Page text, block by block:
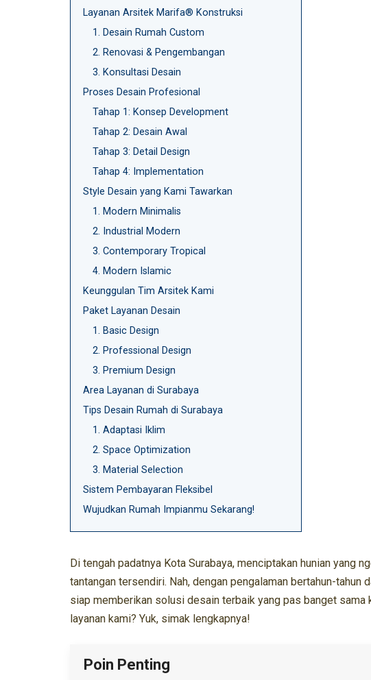
Layanan Arsitek Marifa® Konstruksi
1. Desain Rumah Custom
2. Renovasi & Pengembangan
3. Konsultasi Desain
Proses Desain Profesional
Tahap 1: Konsep Development
Tahap 2: Desain Awal
Tahap 3: Detail Design
Tahap 4: Implementation
Style Desain yang Kami Tawarkan
1. Modern Minimalis
2. Industrial Modern
3. Contemporary Tropical
4. Modern Islamic
Keunggulan Tim Arsitek Kami
Paket Layanan Desain
1. Basic Design
2. Professional Design
3. Premium Design
Area Layanan di Surabaya
Tips Desain Rumah di Surabaya
1. Adaptasi Iklim
2. Space Optimization
3. Material Selection
Sistem Pembayaran Fleksibel
Wujudkan Rumah Impianmu Sekarang!
Di tengah padatnya Kota Surabaya, menciptakan hunian yang
tantangan tersendiri. Nah, dengan pengalaman bertahun-
siap memberikan solusi desain terbaik yang pas banget sama
layanan kami? Yuk, simak lengkapnya!
Poin Penting